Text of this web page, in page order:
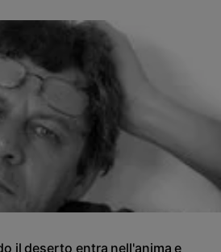
il deserto entra nell'anima e